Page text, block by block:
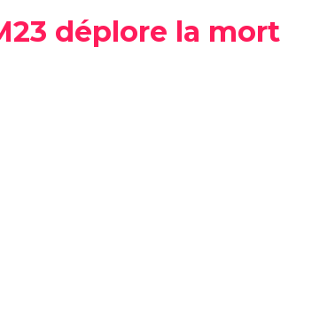
déplore la mort